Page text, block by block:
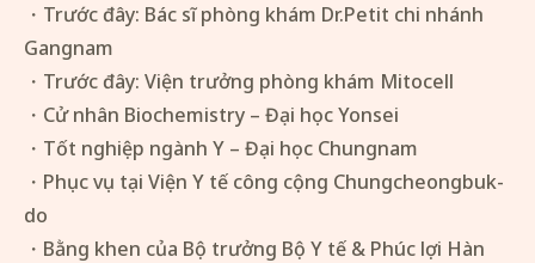
・Trước đây: Bác sĩ phòng khám Dr.Petit chi nhánh
Gangnam
・Trước đây: Viện trưởng phòng khám Mitocell
・Cử nhân Biochemistry – Đại học Yonsei
・Tốt nghiệp ngành Y – Đại học Chungnam
・Phục vụ tại Viện Y tế công cộng Chungcheongbuk-
do
・Bằng khen của Bộ trưởng Bộ Y tế & Phúc lợi Hàn